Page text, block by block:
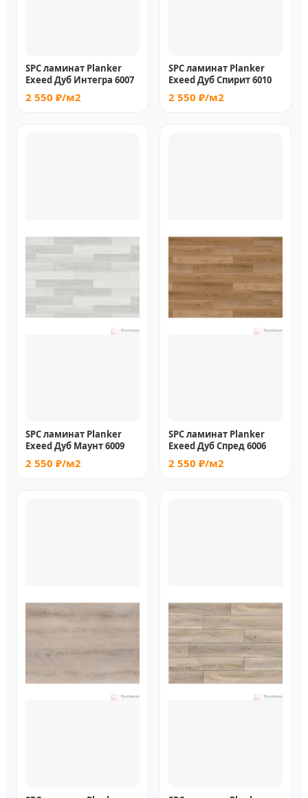
SPC ламинат Planker
Exeed Дуб Интегра 6007
2 550 ₽/м2
SPC ламинат Planker
Exeed Дуб Спирит 6010
2 550 ₽/м2
SPC ламинат Planker
Exeed Дуб Маунт 6009
2 550 ₽/м2
SPC ламинат Planker
Exeed Дуб Спред 6006
2 550 ₽/м2